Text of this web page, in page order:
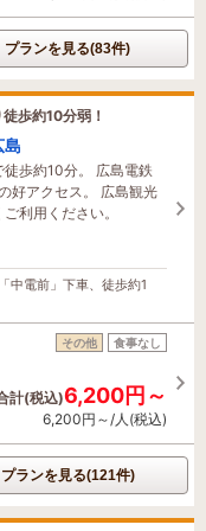
プランを見る(83件)
歩約10分弱！
島
歩約10分。 広島電鉄
好アクセス。 広島観光
利用ください。
中電前」下車、徒歩約1
その他 食事なし
計(税込)6,200円～
6,200円～/人(税込)
プランを見る(121件)